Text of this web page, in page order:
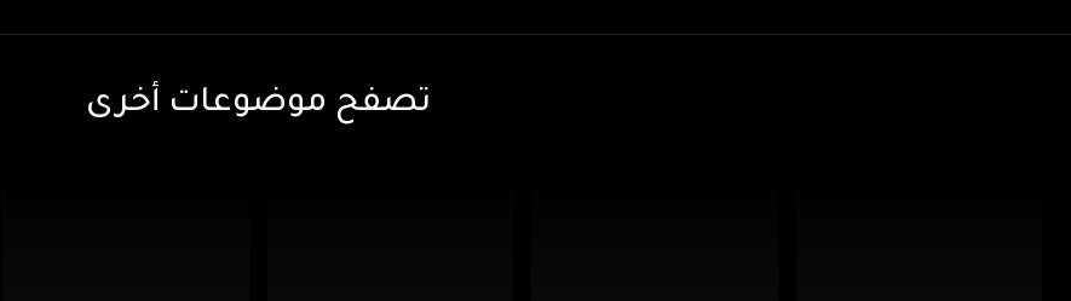
تصفح موضوعات أخرى